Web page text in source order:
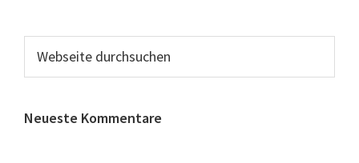
Neueste Kommentare